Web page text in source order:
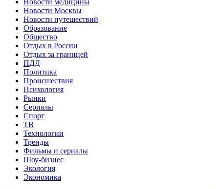
Новости медицины
Новости Москвы
Новости путешествий
Образование
Общество
Отдых в России
Отдых за границей
ПДД
Политика
Происшествия
Психология
Рынки
Сериалы
Спорт
ТВ
Технологии
Тренды
Фильмы и сериалы
Шоу-бизнес
Экология
Экономика